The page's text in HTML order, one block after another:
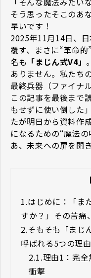
そう思ったそこのあ
早いです！
2025年11月14日、
覆す、まさに“革命
名も 「まじん式V4」
ありません。私たち
最終兵器（ファイナ
この記事を最後まで
もせずに使い倒した
たが明日から資料作
になるための“魔法
あ、未来への扉を開
1.はじめに：「ま
すか？」――その苦
2.そもそも「まじ
呼ばれる5つの理由
2.1.理由1：完
衝撃